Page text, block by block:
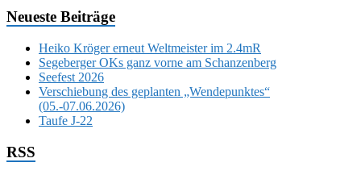
Neueste Beiträge
Heiko Kröger erneut Weltmeister im 2.4mR
Segeberger OKs ganz vorne am Schanzenberg
Seefest 2026
Verschiebung des geplanten „Wendepunktes“
(05.-07.06.2026)
Taufe J-22
RSS